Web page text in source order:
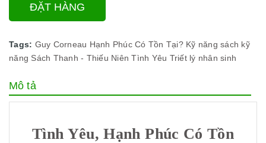
ĐẶT HÀNG
Tags: Guy Corneau Hạnh Phúc Có Tồn Tại? Kỹ năng sách kỹ
năng Sách Thanh - Thiếu Niên Tình Yêu Triết lý nhân sinh
Mô tả
Tình Yêu, Hạnh Phúc Có Tồn